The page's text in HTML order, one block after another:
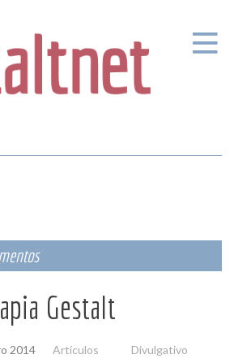
Gestalt
2014 Artículos Divulgativo